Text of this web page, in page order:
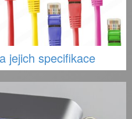
jejich specifikace